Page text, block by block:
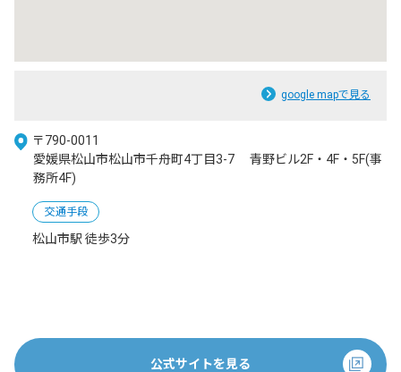
google mapで見る
〒790-0011
愛媛県松山市松山市千舟町4丁目3-7 青野ビル2F・4F・5F(事
務所4F)
交通手段
松山市駅 徒歩3分
公式サイトを見る